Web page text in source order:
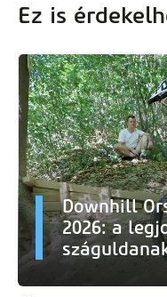
Ez is
Downhill
2026: a